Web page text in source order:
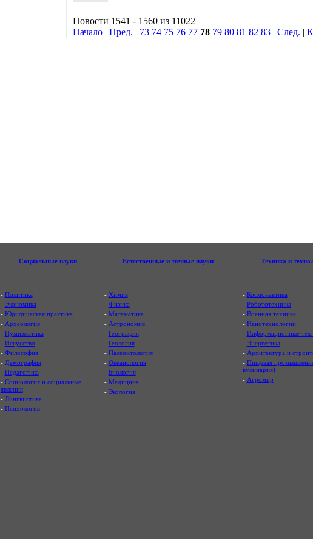
Новости 1541 - 1560 из 11022
Начало | Пред. | 73 74 75 76 77 78 79 80 81 82 83 | След. |
Социальные науки Естественные и точные науки Техника и
- Политика
- Экономика
- Юридическая практика
- Археология
- Нумизматика
- Искусство
- Философия
- Демография
- Педагогика
- Социология и социальные
явления
- Лингвистика
- Психология
- Химия
- Физика
- Математика
- Астрономия
- География
- Геология
- Палеонтология
- Океанология
- Биология
- Медицина
- Экология
- Космонавтика
- Робототехника
- Военная техника
- Нанотехнологии
- Информационные
- Энергетика
- Архитектура и
- Пищевая
кулинария)
- Агромир